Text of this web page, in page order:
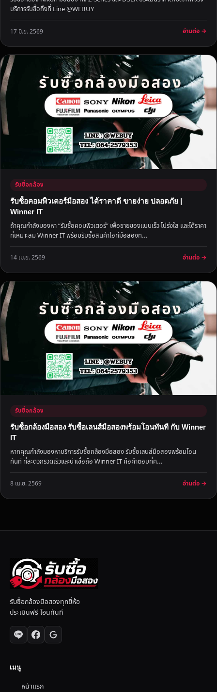
บริการรับซื้อถึงที่ Line @WEBUY
17 มิ.ย. 2569 อ่านต่อ →
รับซื้อกล้อง
รับซื้อคอมพิวเตอร์มือสอง ได้ราคาดี ขายง่าย ปลอดภัย |
Winner IT
ถ้าคุณกำลังมองหา “รับซื้อคอมพิวเตอร์” เพื่อขายของแบบเร็ว โปร่งใส และได้ราคา
ที่เหมาะสม Winner IT พร้อมรับซื้อสินค้าไอทีมือสองท...
14 เม.ย. 2569 อ่านต่อ →
รับซื้อกล้อง
รับซื้อกล้องมือสอง รับซื้อเลนส์มือสองพร้อมโอนทันที กับ Winner
IT
หากคุณกำลังมองหาบริการรับซื้อกล้องมือสอง รับซื้อเลนส์มือสองพร้อมโอน
ทันที ที่สะดวกรวดเร็วและน่าเชื่อถือ Winner IT คือคำตอบที่ค...
8 เม.ย. 2569 อ่านต่อ →
รับซื้อกล้องมือสองทุกยี่ห้อ
ประเมินฟรี โอนทันที
เมนู
หน้าแรก